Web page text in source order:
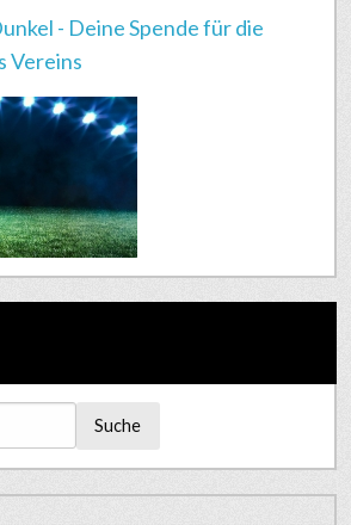
- Deine Spende für die
Vereins
Suche